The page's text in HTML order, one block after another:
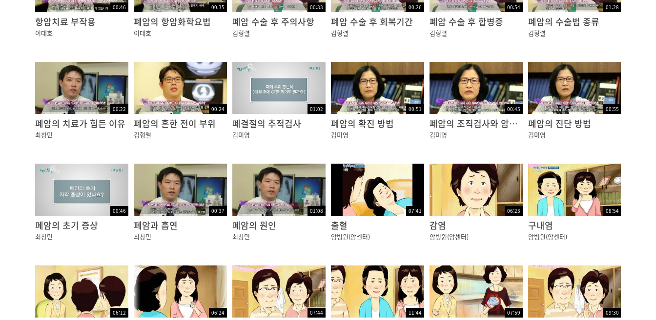
00:46
항암치료 부작용
이대호
00:35
폐암의 항암화학요법
이대호
00:33
폐암 수술 후 주의사항
김형렬
00:26
폐암 수술 후 회복기간
김형렬
00:54
폐암 수술 후 합병증
김형렬
01:28
폐암의 수술법 종류
김형렬
00:22
폐암의 치료가 힘든 이유
최창민
00:24
폐암의 흔한 전이 부위
김형렬
01:02
폐결절의 추적검사
김미영
00:51
폐암의 확진 방법
김미영
00:45
폐암의 조직검사와 암의 확산
김미영
00:55
폐암의 진단 방법
김미영
00:46
폐암의 초기 증상
최창민
00:37
폐암과 흡연
최창민
01:08
폐암의 원인
최창민
07:41
출혈
암병원(암센터)
06:23
감염
암병원(암센터)
08:54
구내염
암병원(암센터)
06:12 06:24 07:44 11:44 07:59 09:30